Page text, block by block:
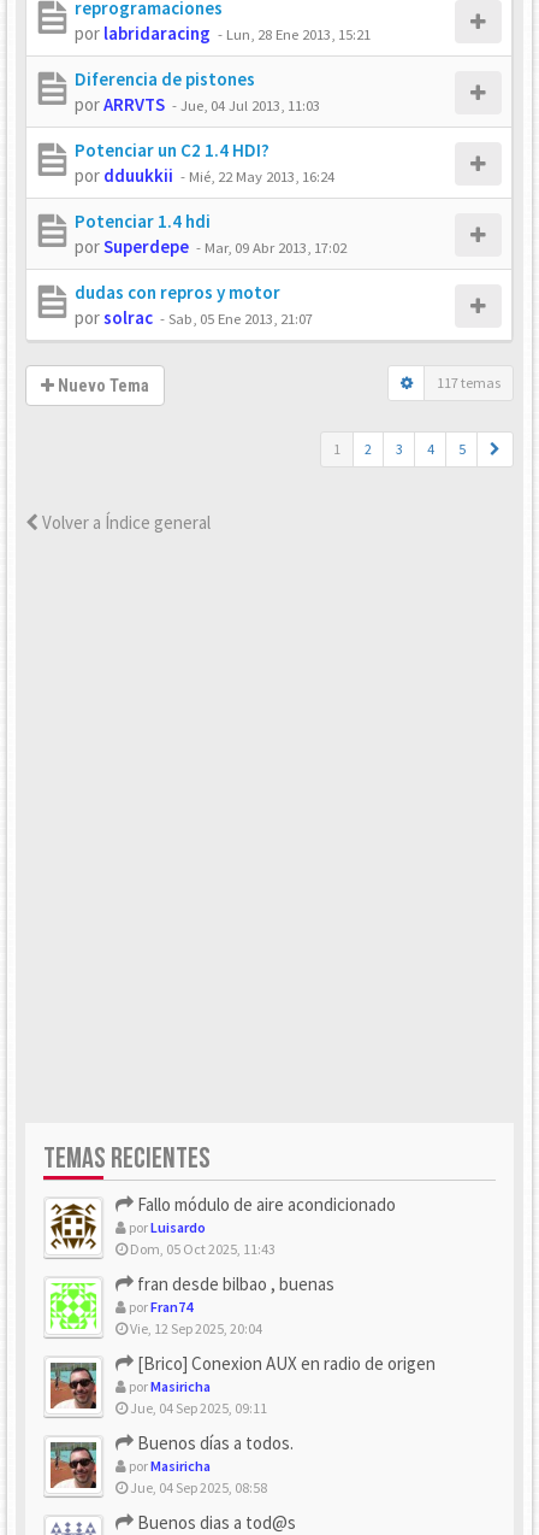
reprogramaciones
por labridaracing - Lun, 28 Ene 2013, 15:21
Diferencia de pistones
porARRVTS -Jue, 04 Jul 2013, 11:03
Potenciar un C2 1.4 HDI?
por dduukkii - Mié, 22 May 2013, 16:24
Potenciar 1.4 hdi
porSuperdepe - Mar, 09 Abr 2013, 17:02
dudas con repros y motor
porsolrac -Sab, 05 Ene 2013, 21:07
Nuevo Tema 117 temas
1 2 3 4 5
Volver a Índice general
TEMAS RECIENTES
Fallo módulo de aire acondicionado
porLuisardo
Dom, 05 Oct 2025, 11:43
fran desde bilbao , buenas
porFran74
Vie, 12 Sep 2025, 20:04
[Brico] Conexion AUX en radio de origen
porMasiricha
Jue, 04 Sep 2025, 09:11
Buenos días a todos.
porMasiricha
Jue, 04 Sep 2025, 08:58
Buenos dias a tod@s